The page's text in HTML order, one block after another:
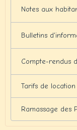
Notes aux
Bulletins
Compte-rendus
Tarifs de
Ramassage des